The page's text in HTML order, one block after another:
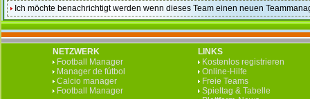
Ich möchte benachrichtigt werden wenn dieses Team einen neuen
NETZWERK
Football Manager
Manager de fútbol
Calcio manager
Football Manager
LINKS
Kostenlos registrieren
Online-Hilfe
Freie Teams
Spieltag & Tabelle